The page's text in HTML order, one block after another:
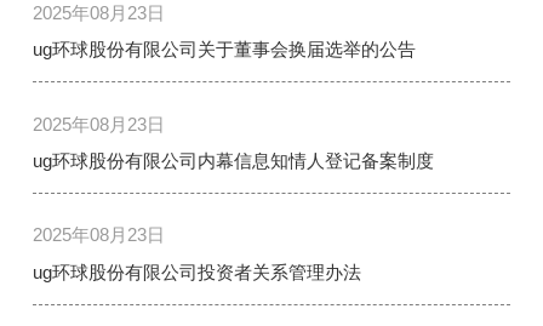
2025年08月23日
ug环球股份有限公司关于董事会换届选举的公告
2025年08月23日
ug环球股份有限公司内幕信息知情人登记备案制度
2025年08月23日
ug环球股份有限公司投资者关系管理办法